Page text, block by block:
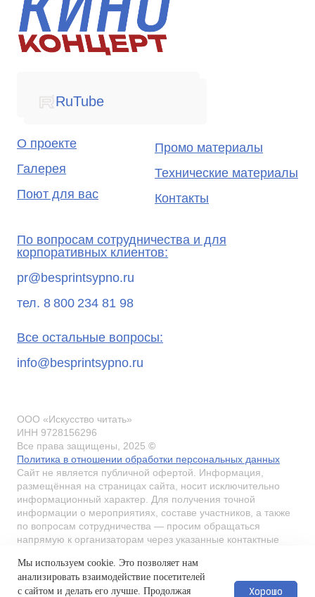
t.me/kinokoncertrf
RuTube
О проекте
Галерея
Поют для вас
Промо материалы
Технические материалы
Контакты
По вопросам сотрудничества и для
корпоративных клиентов:
pr@besprintsypno.ru
тел. 8 800 234 81 98
Все остальные вопросы:
info@besprintsypno.ru
ООО «Искусство читать»
ИНН 9728156296
Все права защищены, 2025 ©
Политика в отношении обработки персональных данных
Сайт не является публичной офертой. Информация,
размещённая на страницах сайта, носит исключительно
информационный характер. Для получения точной
информации о мероприятиях, составе участников, а также
по вопросам сотрудничества — просим обращаться
напрямую к организаторам через указанные контактные
Организаторы оставляют за собой право вносить
изменения в состав участников, формат мероприятия,
Мы используем cookie. Это позволяет нам
анализировать взаимодействие посетителей
с сайтом и делать его лучше. Продолжая
Хорошо